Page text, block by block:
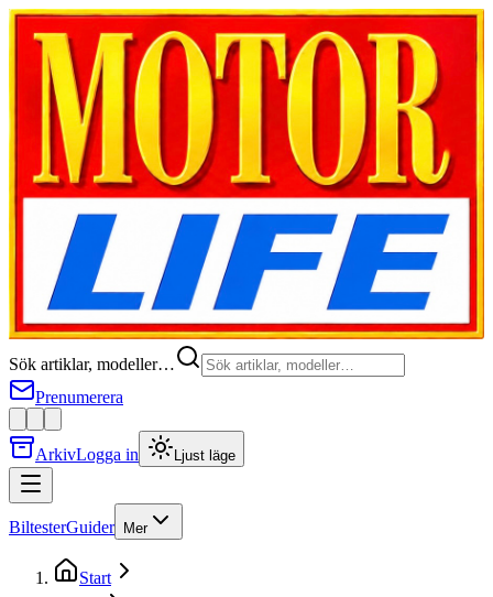
Sök artiklar, modeller…
Prenumerera
ArkivLogga in Ljust läge
BiltesterGuider Mer
Start